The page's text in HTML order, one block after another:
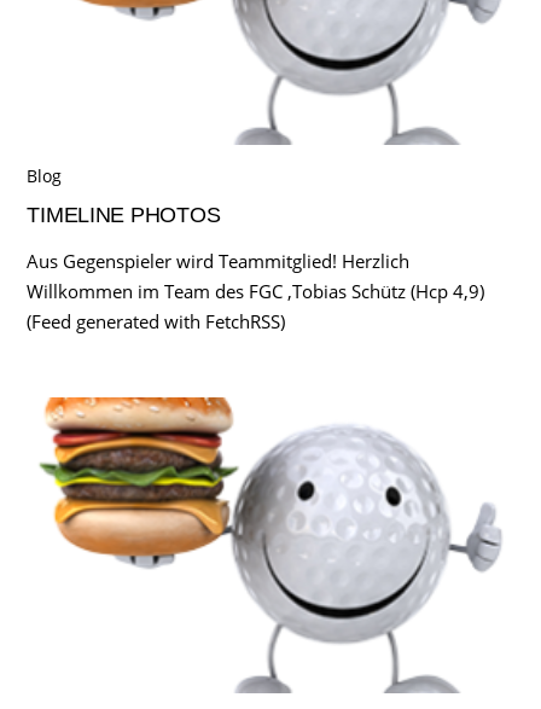
Blog
TIMELINE PHOTOS
Aus Gegenspieler wird Teammitglied! Herzlich
Willkommen im Team des FGC ,Tobias Schütz (Hcp 4,9)
(Feed generated with FetchRSS)